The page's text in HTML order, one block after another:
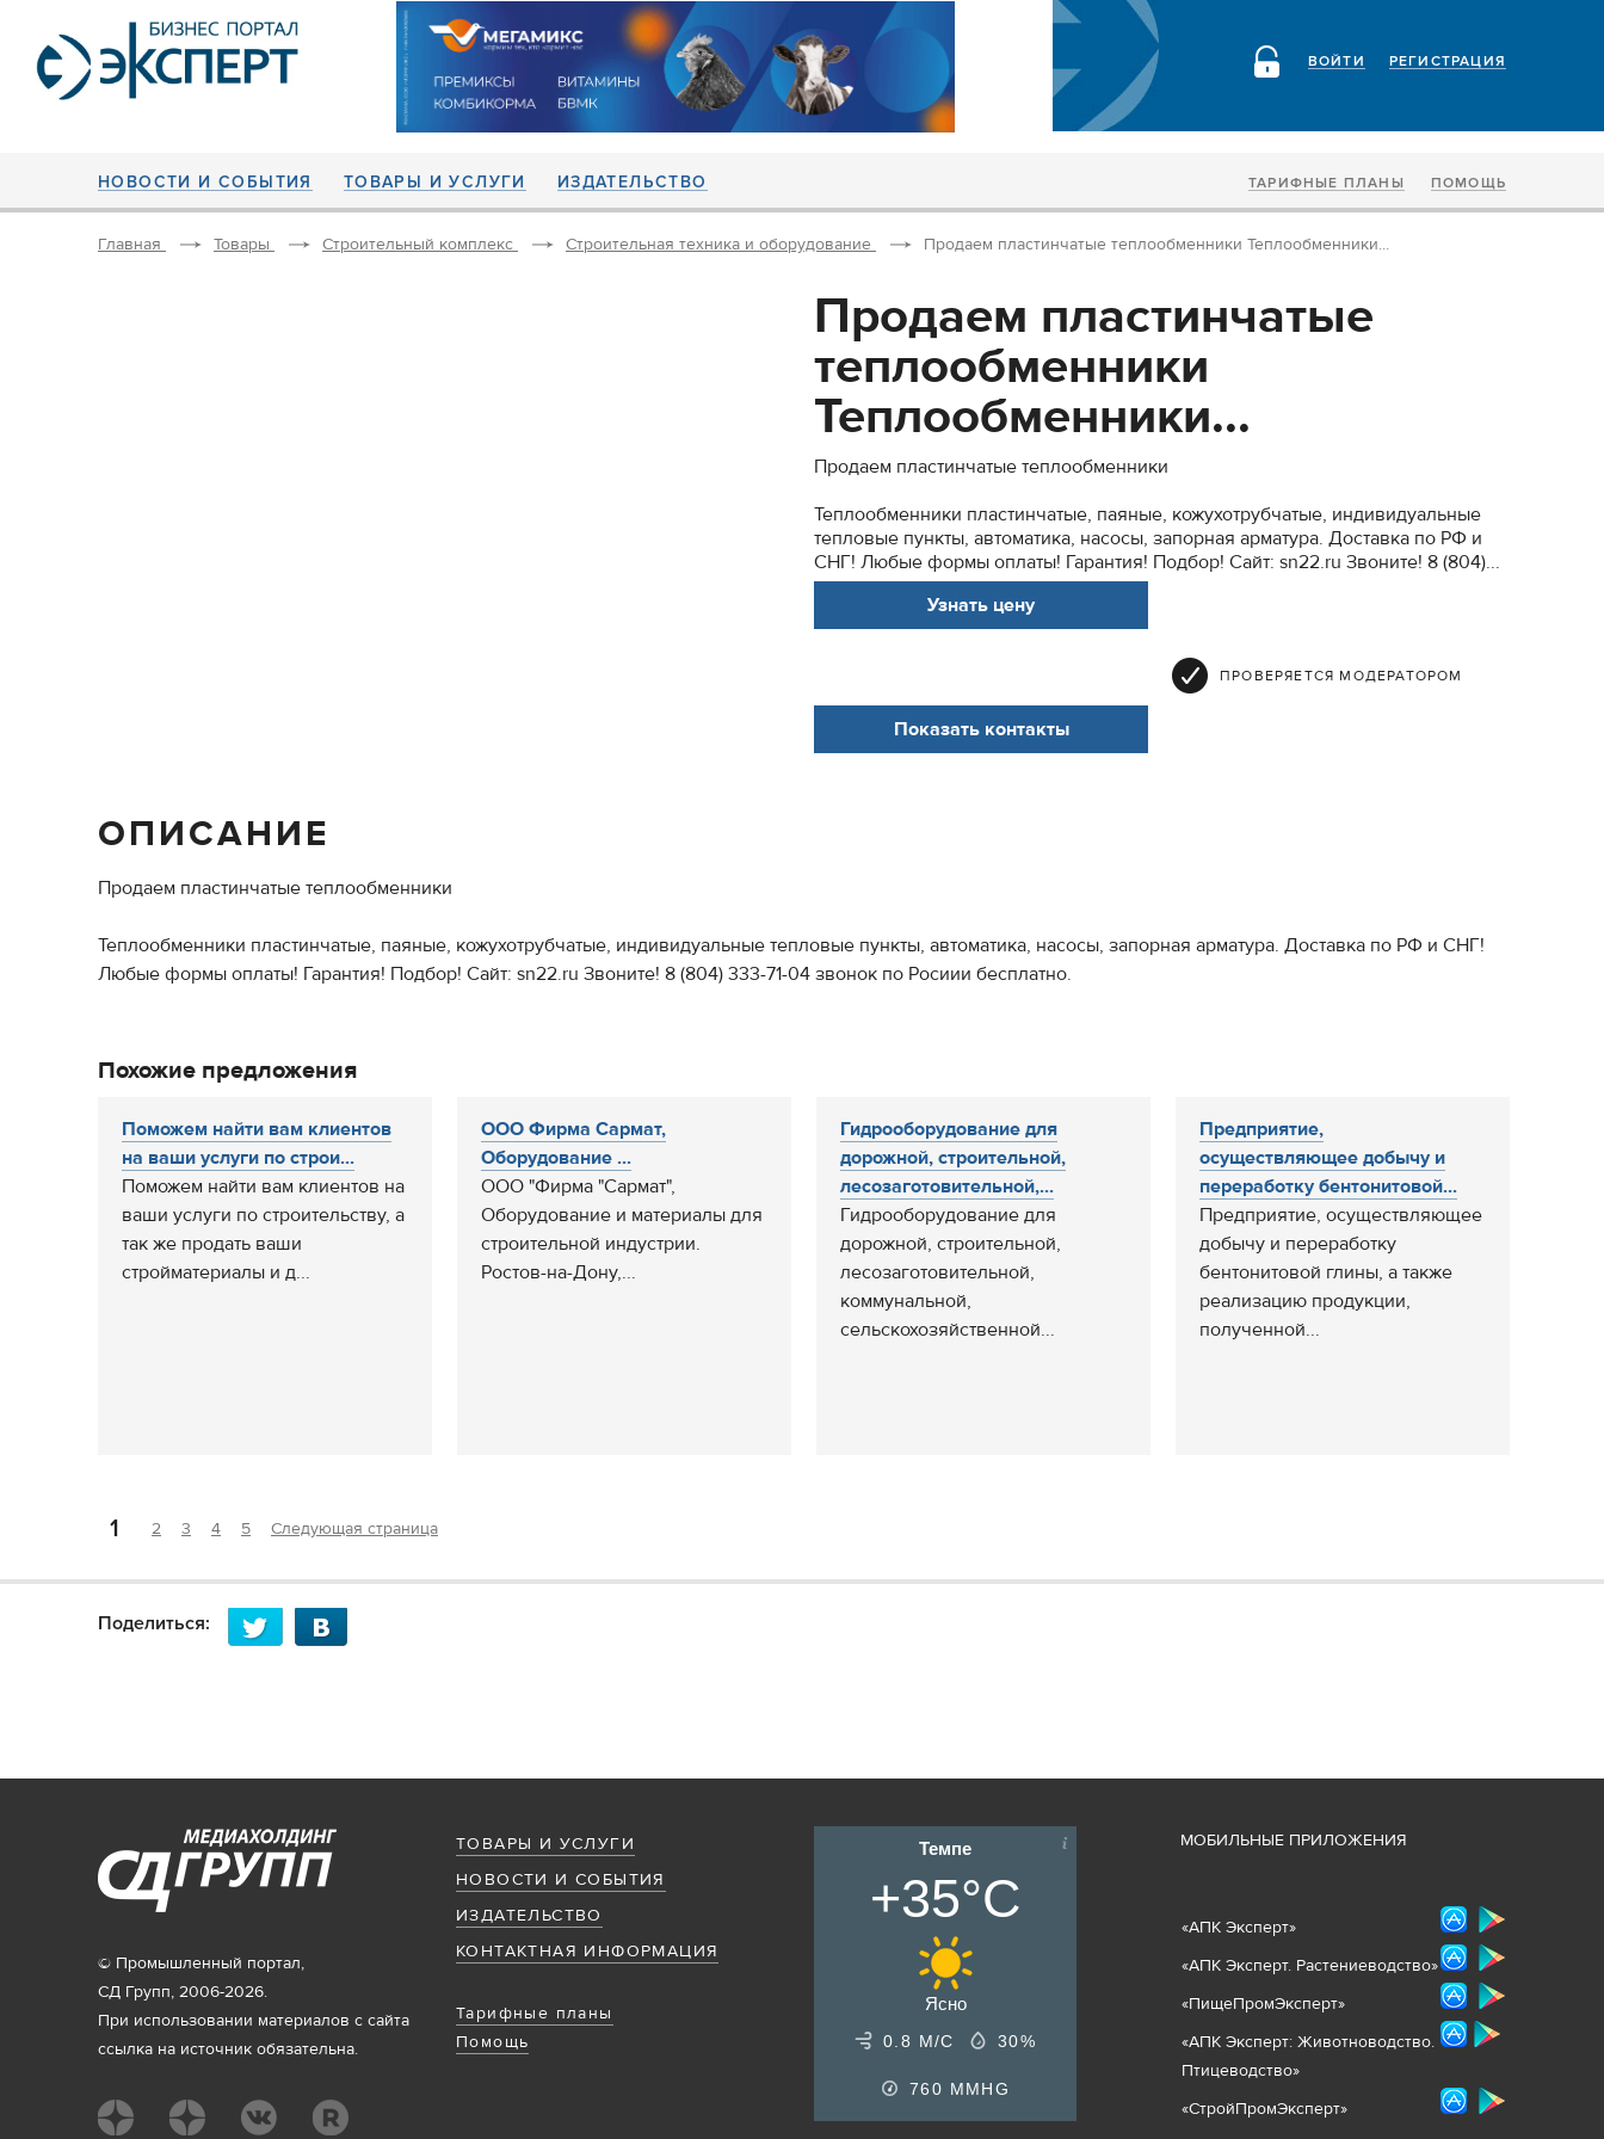
РЕГИСТРАЦИЯ
ВОЙТИ
НОВОСТИ И СОБЫТИЯ ТОВАРЫ И УСЛУГИ ИЗДАТЕЛЬСТВО ТАРИФНЫЕ ПЛАНЫ ПОМОЩЬ
Главная Товары Строительный комплекс Строительная техника и оборудование Продаем пластинчатые теплообменники Теплообменники...
Продаем пластинчатые
теплообменники
Теплообменники...
Продаем пластинчатые теплообменники
Теплообменники пластинчатые, паяные, кожухотрубчатые, индивидуальные
тепловые пункты, автоматика, насосы, запорная арматура. Доставка по РФ и
СНГ! Любые формы оплаты! Гарантия! Подбор! Cайт: sn22.ru Звоните! 8 (804)...
Узнать цену
ПРОВЕРЯЕТСЯ МОДЕРАТОРОМ
Показать контакты
ОПИСАНИЕ
Продаем пластинчатые теплообменники
Теплообменники пластинчатые, паяные, кожухотрубчатые, индивидуальные тепловые пункты, автоматика, насосы, запорная арматура. Доставка по РФ и СНГ!
Любые формы оплаты! Гарантия! Подбор! Cайт: sn22.ru Звоните! 8 (804) 333-71-04 звонок по Росиии бесплатно.
Похожие предложения
Поможем найти вам клиентов
на ваши услуги по строи...
Поможем найти вам клиентов на
ваши услуги по строительству, а
так же продать ваши
стройматериалы и д...
ООО Фирма Сармат,
Оборудование ...
ООО "Фирма "Сармат",
Оборудование и материалы для
строительной индустрии.
Ростов-на-Дону,...
Гидрооборудование для
дорожной, строительной,
лесозаготовительной,...
Гидрооборудование для
дорожной, строительной,
лесозаготовительной,
коммунальной,
сельскохозяйственной...
Предприятие,
осуществляющее добычу и
переработку бентонитовой...
Предприятие, осуществляющее
добычу и переработку
бентонитовой глины, а также
реализацию продукции,
полученной...
1 2 3 4 5 Следующая страница
Поделиться:
ТОВАРЫ И УСЛУГИ
НОВОСТИ И СОБЫТИЯ
ИЗДАТЕЛЬСТВО
КОНТАКТНАЯ ИНФОРМАЦИЯ
Тарифные планы
Помощь
© Промышленный портал,
СД Групп, 2006-2026.
При использовании материалов с сайта
ссылка на источник обязательна.
Темпе
+35°C
Ясно
0.8 М/С 30%
760 MMHG
МОБИЛЬНЫЕ ПРИЛОЖЕНИЯ
«АПК Эксперт»
«АПК Эксперт. Растениеводство»
«ПищеПромЭксперт»
«АПК Эксперт: Животноводство.
Птицеводство»
«СтройПромЭксперт»